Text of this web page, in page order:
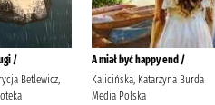
/
Betlewicz,
A miał być happy end /
Kalicińska, Katarzyna Burda
Media Polska